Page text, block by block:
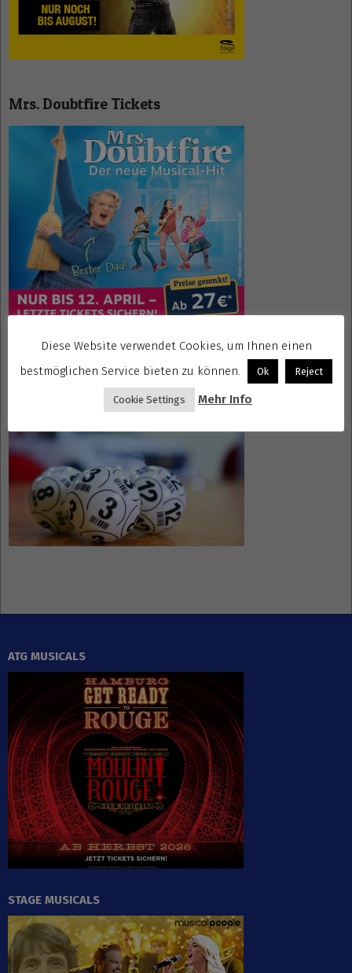
Mrs. Doubtfire Tickets
Gewinnspiele kostenlos seriös
ATG MUSICALS
STAGE MUSICALS
Diese Website verwendet Cookies, um Ihnen einen
bestmöglichen Service bieten zu können.
Ok Reject
Cookie Settings Mehr Info